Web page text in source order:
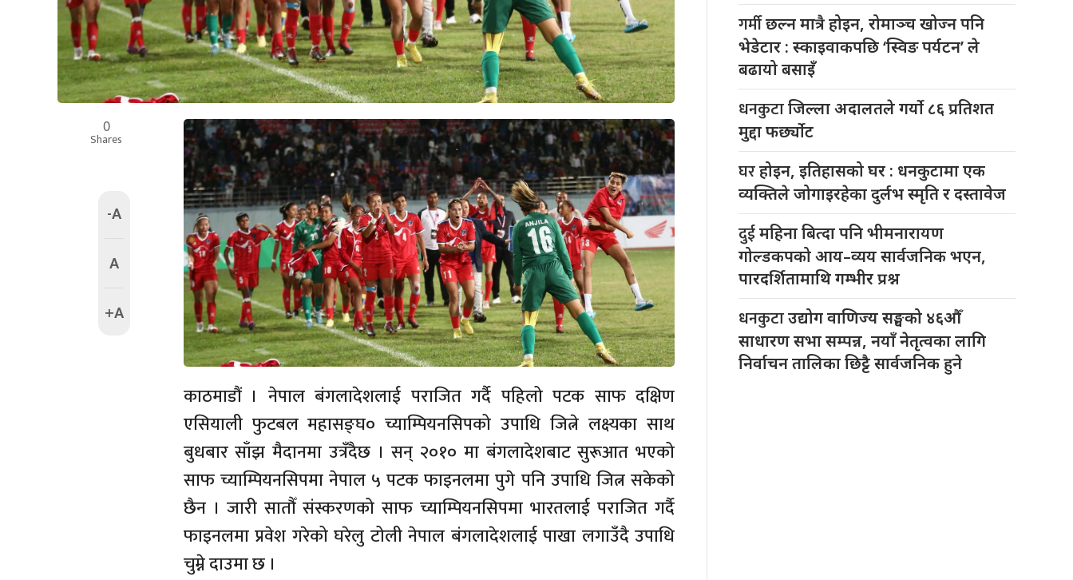
0
Shares
-A
A
+A
काठमाडौं । नेपाल बंगलादेशलाई पराजित गर्दै पहिलो पटक साफ दक्षिण
एसियाली फुटबल महासङ्घ० च्याम्पियनसिपको उपाधि जित्ने लक्ष्यका साथ
बुधबार साँझ मैदानमा उत्रँदैछ । सन् २०१० मा बंगलादेशबाट सुरूआत भएको
साफ च्याम्पियनसिपमा नेपाल ५ पटक फाइनलमा पुगे पनि उपाधि जित्न सकेको
छैन । जारी सातौँ संस्करणको साफ च्याम्पियनसिपमा भारतलाई पराजित गर्दै
फाइनलमा प्रवेश गरेको घरेलु टोली नेपाल बंगलादेशलाई पाखा लगाउँदै उपाधि
चुम्ने दाउमा छ ।
गर्मीछल्न मात्रै होइन, रोमाञ्च खोज्न पनि
भेडेटार : स्काइवाकपछि ‘स्विङ पर्यटन’ ले
बढायो बसाइँ
धनकुटाजिल्ला अदालतले गर्यो ८६ प्रतिशत
मुद्दा फर्छ्योट
घरहोइन, इतिहासको घर : धनकुटामा एक
व्यक्तिले जोगाइरहेका दुर्लभ स्मृति र दस्तावेज
दुईमहिना बित्दा पनि भीमनारायण
गोल्डकपको आय–व्यय सार्वजनिक भएन,
पारदर्शितामाथि गम्भीर प्रश्न
धनकुटाउद्योग वाणिज्य सङ्घको ४६औँ
साधारण सभा सम्पन्न, नयाँ नेतृत्वका लागि
निर्वाचन तालिका छिट्टै सार्वजनिक हुने